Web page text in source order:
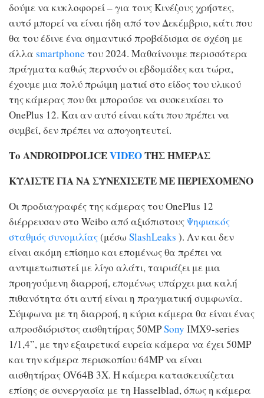
δούμε να κυκλοφορεί – για τους Κινέζους χρήστες,
αυτό μπορεί να είναι ήδη από τον Δεκέμβριο, κάτι που
θα του έδινε ένα σημαντικό προβάδισμα σε σχέση με
άλλα smartphone του 2024. Μαθαίνουμε περισσότερα
πράγματα καθώς περνούν οι εβδομάδες και τώρα,
έχουμε μια πολύ πρώιμη ματιά στο είδος του υλικού
της κάμερας που θα μπορούσε να συσκευάσει το
OnePlus 12. Και αν αυτό είναι κάτι που πρέπει να
συμβεί, δεν πρέπει να απογοητευτεί.
Το ANDROIDPOLICEVIDEOΤΗΣ ΗΜΕΡΑΣ
ΚΥΛΙΣΤΕ ΓΙΑ ΝΑ ΣΥΝΕΧΙΣΕΤΕ ΜΕ ΠΕΡΙΕΧΟΜΕΝΟ
Οι προδιαγραφές της κάμερας του OnePlus 12
διέρρευσαν στο Weibo από αξιόπιστουςΨηφιακός
σταθμός συνομιλίας(μέσω SlashLeaks ). Αν και δεν
είναι ακόμη επίσημο και επομένως θα πρέπει να
αντιμετωπιστεί με λίγο αλάτι, ταιριάζει με μια
προηγούμενη διαρροή, επομένως υπάρχει μια καλή
πιθανότητα ότι αυτή είναι η πραγματική συμφωνία.
Σύμφωνα με τη διαρροή, η κύρια κάμερα θα είναι ένας
απροσδιόριστος αισθητήρας 50MPSony IMX9-series
1/1,4”, με την εξαιρετικά ευρεία κάμερα να έχει 50MP
και την κάμερα περισκοπίου 64MP να είναι
αισθητήρας OV64B 3X. Η κάμερα κατασκευάζεται
επίσης σε συνεργασία με τη Hasselblad, όπως η κάμερα